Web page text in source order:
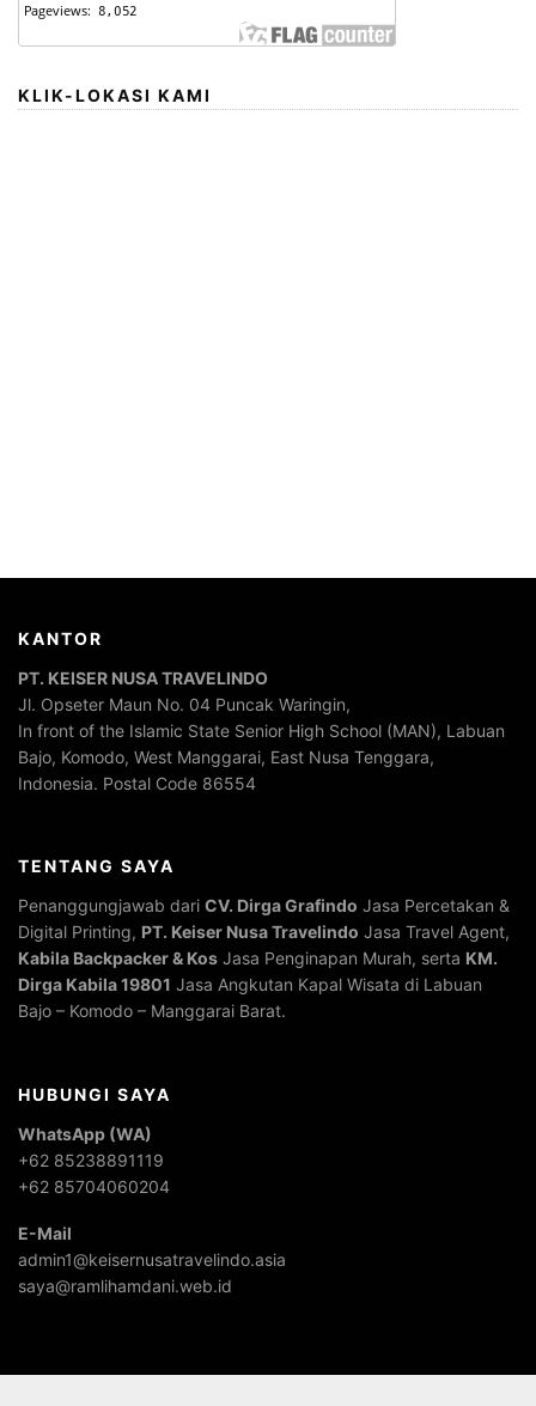
KLIK-LOKASI KAMI
KANTOR
PT. KEISER NUSA TRAVELINDO
Jl. Opseter Maun No. 04 Puncak Waringin,
In front of the Islamic State Senior High School (MAN), Labuan
Bajo, Komodo, West Manggarai, East Nusa Tenggara,
Indonesia. Postal Code 86554
TENTANG SAYA
Penanggungjawab dari CV. Dirga Grafindo Jasa Percetakan &
Digital Printing, PT. Keiser Nusa Travelindo Jasa Travel Agent,
Kabila Backpacker & Kos Jasa Penginapan Murah, serta KM.
Dirga Kabila 19801 Jasa Angkutan Kapal Wisata di Labuan
Bajo – Komodo – Manggarai Barat.
HUBUNGI SAYA
WhatsApp (WA)
+62 85238891119
+62 85704060204
E-Mail
admin1@keisernusatravelindo.asia
saya@ramlihamdani.web.id